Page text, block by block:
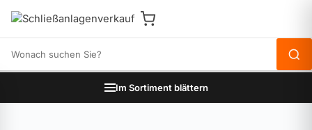
Im Sortiment blättern